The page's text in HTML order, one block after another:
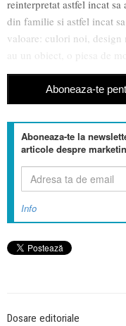
reinterpretat astfel incat
din familie si astfel incat
valoare: culori noi,
au un obiect, o piesa de
Aboneaza-te
Aboneaza-te la
articole despre
Info
Dosare editoriale